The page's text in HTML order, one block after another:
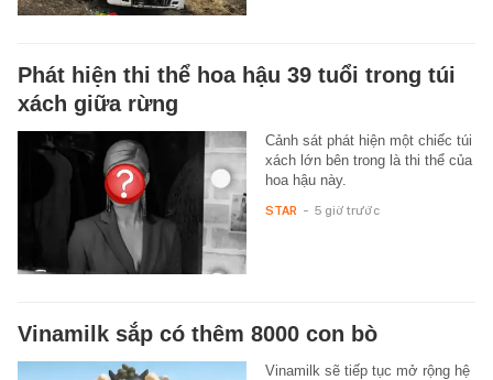
Phát hiện thi thể hoa hậu 39 tuổi trong túi
xách giữa rừng
Cảnh sát phát hiện một chiếc túi
xách lớn bên trong là thi thể của
hoa hậu này.
STAR - 5 giờ trước
Vinamilk sắp có thêm 8000 con bò
Vinamilk sẽ tiếp tục mở rộng hệ